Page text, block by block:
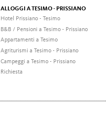
ALLOGGI A TESIMO - PRISSIANO
Hotel Prissiano - Tesimo
B&B / Pensioni a Tesimo - Prissiano
Appartamenti a Tesimo
Agriturismi a Tesimo - Prissiano
Campeggi a Tesimo - Prissiano
Richiesta